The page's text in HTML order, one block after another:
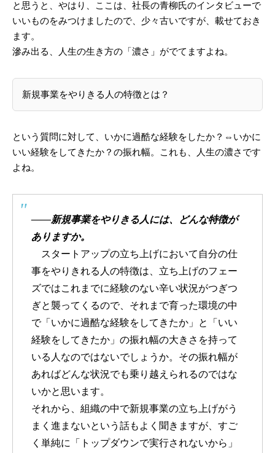
と思うと、やはり、ここは、社長の青柳氏のインタビューで
いいものをみつけましたので、少々古いですが、載せておき
ます。
滲み出る、人生の生き方の「濃さ」がでてますよね。
新規事業をやりきる人の特徴とは？
という質問に対して、いかに過酷な経験をしたか？⇔いかに
いい経験をしてきたか？の振れ幅。これも、人生の濃さです
よね。
――新規事業をやりきる人には、どんな特徴が
ありますか。
スタートアップの立ち上げにおいて自分の仕
事をやりきれる人の特徴は、立ち上げのフェー
ズではこれまでに経験のない辛い状況がつぎつ
ぎと襲ってくるので、それまで育った環境の中
で「いかに過酷な経験をしてきたか」と「いい
経験をしてきたか」の振れ幅の大きさを持って
いる人なのではないでしょうか。その振れ幅が
あればどんな状況でも乗り越えられるのではな
いかと思います。
それから、組織の中で新規事業の立ち上げがう
まく進まないという話もよく聞きますが、すご
く単純に「トップダウンで実行されないから」